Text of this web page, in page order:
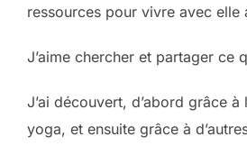
ressources pour vivre avec elle
J’aime chercher et partager ce
J’ai découvert, d’abord grâce
yoga, et ensuite grâce à